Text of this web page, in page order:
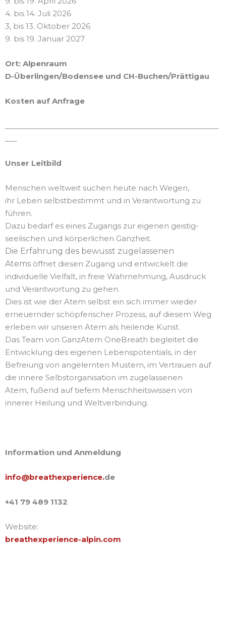
4. bis 14. Juli 2026
3, bis 13. Oktober 2026
9. bis 19. Januar 2027
Ort: Alpenraum
D-Überlingen/Bodensee und CH-Buchen/Prättigau
Kosten auf Anfrage
Unser Leitbild
Menschen weltweit suchen heute nach Wegen,
ihr Leben selbstbestimmt und in Verantwortung zu
führen.
Dazu bedarf es eines Zugangs zur eigenen geistig-
seelischen und körperlichen Ganzheit.
Die Erfahrung des bewusst zugelassenen
Atems öffnet diesen Zugang und entwickelt die
individuelle Vielfalt, in freie Wahrnehmung, Ausdruck
und Verantwortung zu gehen.
Dies ist wie der Atem selbst ein sich immer wieder
erneuernder schöpferischer Prozess, auf diesem Weg
erleben wir unseren Atem als heilende Kunst.
Das Team von GanzAtem OneBreath begleitet die
Entwicklung des eigenen Lebenspotentials, in der
Befreiung von angelernten Mustern, im Vertrauen auf
die innere Selbstorganisation im zugelassenen
Atem, fußend auf tiefem Menschheitswissen von
innerer Heilung und Weltverbindung.
Information und Anmeldung
info@breathexperience.de
+41 79 489 1132
Website:
breathexperience-alpin.com